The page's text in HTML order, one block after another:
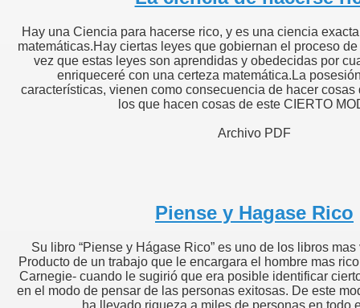
Hay una Ciencia para hacerse rico, y es una ciencia
matemáticas.Hay ciertas leyes que gobiernan el proceso
vez que estas leyes son aprendidas y obedecidas por
enriqueceré con una certeza matemática.La
características, vienen como consecuencia de hacer cosas
los que hacen cosas de este CIERTO
Archivo PDF
Piense y Hagase Rico
Su libro “Piense y Hágase Rico” es uno de los libros
Producto de un trabajo que le encargara el hombre mas
Carnegie- cuando le sugirió que era posible identificar
en el modo de pensar de las personas exitosas. De este
ha llevado riqueza a miles de personas en todo